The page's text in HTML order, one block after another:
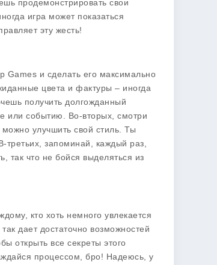
продемонстрировать свои
игра может показаться
эту жесть!
Games и сделать его максимально
цвета и фактуры – иногда
получить долгожданный
или событию. Во-вторых, смотри
можно улучшить свой стиль. Ты
третьих, запоминай, каждый раз,
так что не бойся выделяться из
кто хоть немного увлекается
дает достаточно возможностей
открыть все секреты этого
процессом, бро! Надеюсь, у